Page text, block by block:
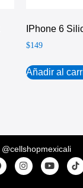
IPhone 6
$149
Añadir al
@cellshopmexicali